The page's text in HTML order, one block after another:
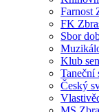
Farnost
FK
Sbor
Klub
Český